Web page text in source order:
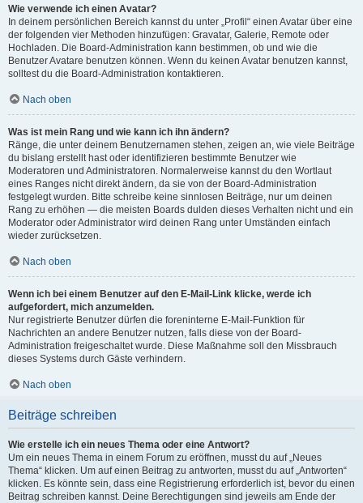
Wie verwende ich einen Avatar?
In deinem persönlichen Bereich kannst du unter „Profil“ einen Avatar über eine
der folgenden vier Methoden hinzufügen: Gravatar, Galerie, Remote oder
Hochladen. Die Board-Administration kann bestimmen, ob und wie die
Benutzer Avatare benutzen können. Wenn du keinen Avatar benutzen kannst,
solltest du die Board-Administration kontaktieren.
Nach oben
Was ist mein Rang und wie kann ich ihn ändern?
Ränge, die unter deinem Benutzernamen stehen, zeigen an, wie viele Beiträge
du bislang erstellt hast oder identifizieren bestimmte Benutzer wie
Moderatoren und Administratoren. Normalerweise kannst du den Wortlaut
eines Ranges nicht direkt ändern, da sie von der Board-Administration
festgelegt wurden. Bitte schreibe keine sinnlosen Beiträge, nur um deinen
Rang zu erhöhen — die meisten Boards dulden dieses Verhalten nicht und ein
Moderator oder Administrator wird deinen Rang unter Umständen einfach
wieder zurücksetzen.
Nach oben
Wenn ich bei einem Benutzer auf den E-Mail-Link klicke, werde ich
aufgefordert, mich anzumelden.
Nur registrierte Benutzer dürfen die foreninterne E-Mail-Funktion für
Nachrichten an andere Benutzer nutzen, falls diese von der Board-
Administration freigeschaltet wurde. Diese Maßnahme soll den Missbrauch
dieses Systems durch Gäste verhindern.
Nach oben
Beiträge schreiben
Wie erstelle ich ein neues Thema oder eine Antwort?
Um ein neues Thema in einem Forum zu eröffnen, musst du auf „Neues
Thema“ klicken. Um auf einen Beitrag zu antworten, musst du auf „Antworten“
klicken. Es könnte sein, dass eine Registrierung erforderlich ist, bevor du einen
Beitrag schreiben kannst. Deine Berechtigungen sind jeweils am Ende der